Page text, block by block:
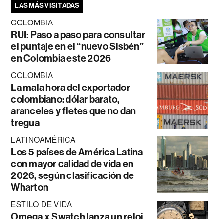
LAS MÁS VISITADAS
COLOMBIA
RUI: Paso a paso para consultar
el puntaje en el “nuevo Sisbén”
en Colombia este 2026
COLOMBIA
La mala hora del exportador
colombiano: dólar barato,
aranceles y fletes que no dan
tregua
LATINOAMÉRICA
Los 5 países de América Latina
con mayor calidad de vida en
2026, según clasificación de
Wharton
ESTILO DE VIDA
Omega x Swatch lanza un reloj